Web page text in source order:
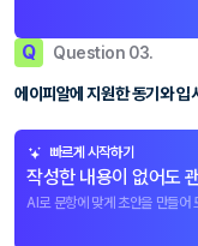
Q Question 03.
에이피알에 지원한 동기와 입
빠르게 시작하기
작성한 내용이 없어도
AI로 문항에 맞게 초안을 만들어